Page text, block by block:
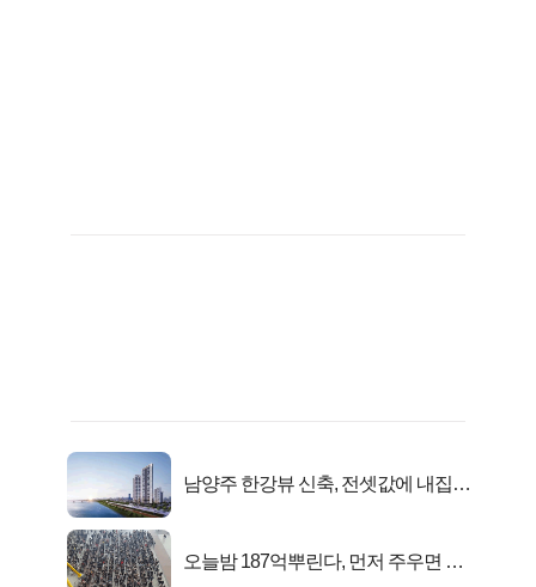
남양주 한강뷰 신축, 전셋값에 내집마
오늘밤 187억뿌린다, 먼저 주우면 최